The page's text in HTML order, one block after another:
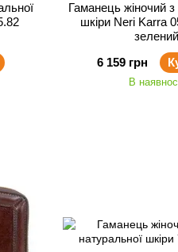
Гаманець жіночий з натуральної
шкіри Neri Karra 0563.05.173
зелений
6 159 грн
В